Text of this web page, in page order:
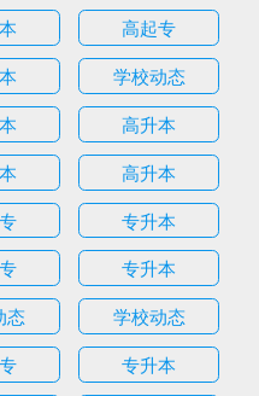
高起专
学校动态
高升本
高升本
专升本
专升本
态
学校动态
专升本